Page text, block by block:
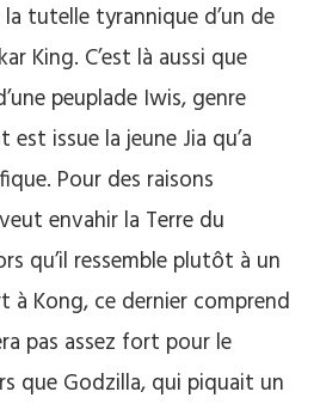
tutelle tyrannique d’un de
King. C’est là aussi que
peuplade Iwis, genre
issue la jeune Jia qu’a
Pour des raisons
envahir la Terre du
qu’il ressemble plutôt à un
à Kong, ce dernier comprend
pas assez fort pour le
que Godzilla, qui piquait un